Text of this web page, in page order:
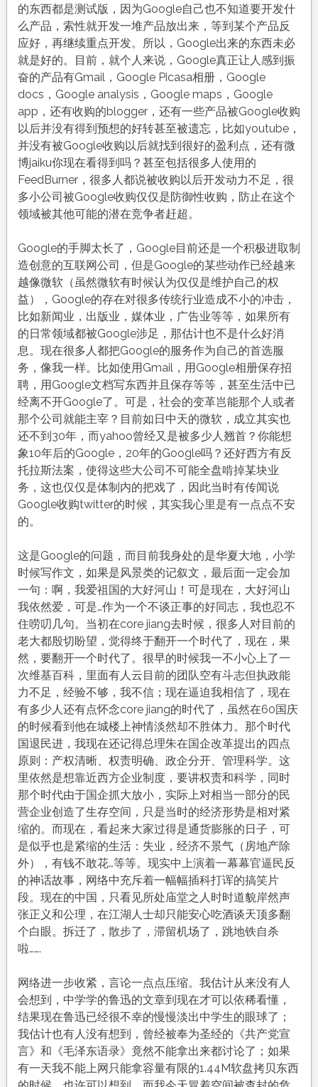
的东西都是测试版，因为Google自己也不知道要开发什
么产品，索性就开发一堆产品放出来，等到某个产品反
应好，再继续重点开发。所以，Google出来的东西未必
就是好的。目前，就个人来说，Google真正让人感到振
奋的产品有Gmail，Google Picasa相册，Google
docs，Google analysis，Google maps，Google
app，还有收购的blogger，还有一些产品被Google收购
以后并没有得到预想的好转甚至被遗忘，比如youtube，
并没有被Google收购以后就找到很好的盈利点，还有微
博jaiku你现在看得到吗？甚至包括很多人使用的
FeedBurner，很多人都说被收购以后开发动力不足，很
多小公司被Google收购仅仅是防御性收购，防止在这个
领域被其他可能的潜在竞争者赶超。
Google的手脚太长了，Google目前还是一个积极进取制
造创意的互联网公司，但是Google的某些动作已经越来
越像微软（虽然微软有时候认为仅仅是维护自己的权
益），Google的存在对很多传统行业造成不小的冲击，
比如新闻业，出版业，媒体业，广告业等等，如果所有
的日常领域都被Google涉足，那估计也不是什么好消
息。现在很多人都把Google的服务作为自己的首选服
务，像我一样。比如使用Gmail，用Google相册保存招
聘，用Google文档写东西并且保存等等，甚至生活中已
经离不开Google了。可是，社会的变革岂能那个人或者
那个公司就能主宰？目前如日中天的微软，成立其实也
还不到30年，而yahoo曾经又是被多少人翘首？你能想
象10年后的Google，20年的Google吗？还好西方有反
托拉斯法案，使得这些大公司不可能全盘啃掉某块业
务，这也仅仅是体制内的把戏了，因此当时有传闻说
Google收购twitter的时候，其实我心里是有一点点不安
的。
这是Google的问题，而目前我身处的是华夏大地，小学
时候写作文，如果是风景类的记叙文，最后面一定会加
一句：啊，我爱祖国的大好河山！可是现在，大好河山
我依然爱，可是…作为一个不谈正事的好同志，我也忍不
住唠叨几句。当初在core jiang去时候，很多人对目前的
老大都殷切盼望，觉得终于翻开一个时代了，现在，果
然，要翻开一个时代了。很早的时候我一不小心上了一
次维基百科，里面有人云目前的团队空有斗志但执政能
力不足，经验不够，我不信；现在逼迫我相信了，现在
有多少人还有点怀念core jiang的时代了，虽然在60国庆
的时候看到他在城楼上神情淡然却不胜体力。那个时代
国退民进，我现在还记得总理朱在国企改革提出的四点
原则：产权清晰、权责明确、政企分开、管理科学。这
里依然是想靠近西方企业制度，要讲权责和科学，同时
那个时代由于国企抓大放小，实际上对相当一部分的民
营企业创造了生存空间，只是当时的经济形势是相对紧
缩的。而现在，看起来大家过得是通货膨胀的日子，可
是似乎也是紧缩的生活：失业，经济不景气（房地产除
外），有钱不敢花…等等。现实中上演着一幕幕官逼民反
的神话故事，网络中充斥着一幅幅插科打诨的搞笑片
段。现在的中国，只看见所处庙堂之人时时道貌岸然声
张正义和公理，在江湖人士却只能安心吃酒谈天顶多翻
个白眼。拆迁了，散步了，滞留机场了，跳地铁自杀
啦…….
网络进一步收紧，言论一点点压缩。我估计从来没有人
会想到，中学学的鲁迅的文章到现在才可以依稀看懂，
结果现在鲁迅已经很不幸的慢慢淡出中学生的眼球了；
我估计也有人没有想到，曾经被奉为圣经的《共产党宣
言》和《毛泽东语录》竟然不能拿出来都讨论了；如果
有一天我不能上网只能拿容量有限的1.44M软盘拷贝东西